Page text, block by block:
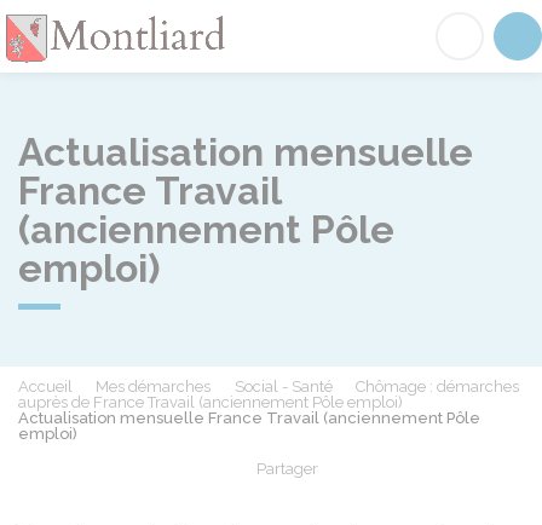
Actualisation mensuelle
France Travail
(anciennement Pôle
emploi)
Accueil Mes démarches Social - Santé
Chômage : démarches
auprès de France Travail (anciennement Pôle emploi)
Actualisation mensuelle France Travail (anciennement Pôle
emploi)
Partager